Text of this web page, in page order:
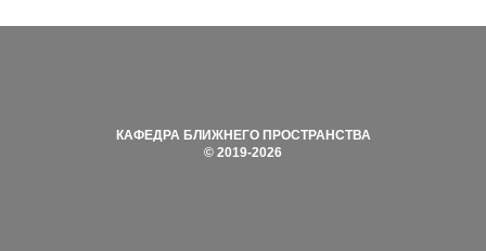
КАФЕДРА БЛИЖНЕГО ПРОСТРАНСТВА
© 2019-2026